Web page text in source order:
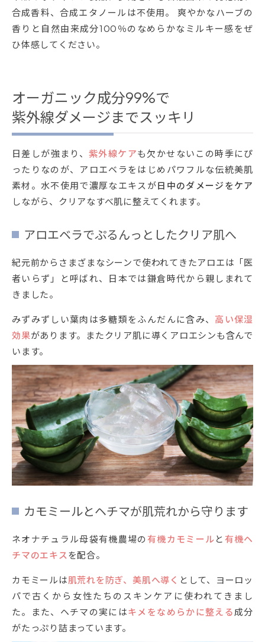
合成香料、合成エタノールは不使用。 爽やかなハーブの
香りと自然由来成分100％のなめらかなミルキー感をぜ
ひ体感してください。
オーガニック成分99%で
紫外線ダメージまでスッキリ
日差しが強まり、紫外線ケアも欠かせないこの時季にぴ
ったりなのが、アロエベラをはじめパワフルな伝統美肌
素材。水不使用で濃厚なエキスが日中のダメージをケア
しながら、クリアなすべ肌に整えてくれます。
アロエベラでぷるんっとしたクリア肌へ
紀元前からさまざまなシーンで使われてきたアロエは「医
者いらず」と呼ばれ、日本では鎌倉時代から親しまれて
きました。
みずみずしい葉肉は多糖類をふんだんに含み、 高い保湿
効果があります。またクリア肌に導くアロエシンも含んで
います。
カモミールとヘチマが肌荒れから守ります
ネオナチュラル母袋有機農場の 有機カモミール と 有機ヘ
チマのエキス を配合。
カモミールは肌荒れを防ぎ、美肌へ導く として、ヨーロッ
パで古くから女性たちのスキンケアに使われてきまし
た。また、ヘチマの実にはキメをなめらかに整える 成分
がたっぷり詰まっています。